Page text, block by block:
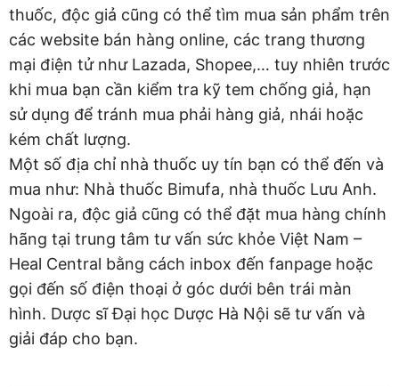
thuốc, độc giả cũng có thể tìm mua sản phẩm trên
các website bán hàng online, các trang thương
mại điện tử như Lazada, Shopee,… tuy nhiên trước
khi mua bạn cần kiểm tra kỹ tem chống giả, hạn
sử dụng để tránh mua phải hàng giả, nhái hoặc
kém chất lượng.
Một số địa chỉ nhà thuốc uy tín bạn có thể đến và
mua như: Nhà thuốc Bimufa, nhà thuốc Lưu Anh.
Ngoài ra, độc giả cũng có thể đặt mua hàng chính
hãng tại trung tâm tư vấn sức khỏe Việt Nam –
Heal Central bằng cách inbox đến fanpage hoặc
gọi đến số điện thoại ở góc dưới bên trái màn
hình. Dược sĩ Đại học Dược Hà Nội sẽ tư vấn và
giải đáp cho bạn.